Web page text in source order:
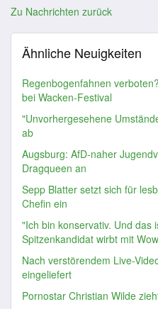
Zu Nachrichten zurück
Ähnliche Neuigkeiten
Regenbogenfahnen
bei Wacken-Festival
"Unvorhergesehene
ab
Augsburg: AfD-naher
Dragqueen an
Sepp Blatter setzt sich für
Chefin ein
"Ich bin konservativ. Und das
Spitzenkandidat wirbt mit
Nach verstörendem Live-
eingeliefert
Pornostar Christian Wilde